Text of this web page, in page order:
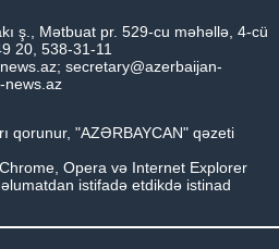
ş., Mətbuat pr. 529-cu məhəllə, 4-cü
20, 538-31-11
; secretary@azerbaijan-
news.az
qorunur, "AZƏRBAYCAN" qəzeti
Opera və Internet Explorer
istifadə etdikdə istinad